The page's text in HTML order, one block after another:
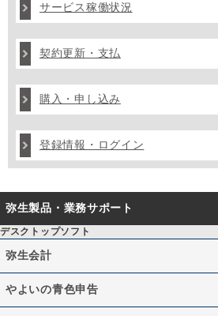
サービス稼働状況
契約更新・支払
購入・申し込み
登録情報・ログイン
弥生製品・業務サポート
デスクトップソフト
弥生会計
やよいの青色申告